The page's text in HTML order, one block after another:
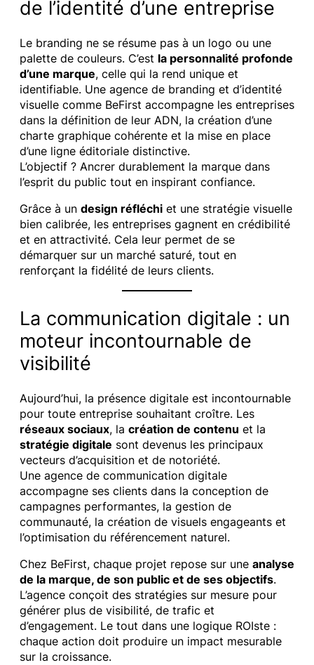
de l’identité d’une entreprise
Le branding ne se résume pas à un logo ou une
palette de couleurs. C’est la personnalité profonde
d’une marque, celle qui la rend unique et
identifiable. Une agence de branding et d’identité
visuelle comme BeFirst accompagne les entreprises
dans la définition de leur ADN, la création d’une
charte graphique cohérente et la mise en place
d’une ligne éditoriale distinctive.
L’objectif ? Ancrer durablement la marque dans
l’esprit du public tout en inspirant confiance.
Grâce à un design réfléchi et une stratégie visuelle
bien calibrée, les entreprises gagnent en crédibilité
et en attractivité. Cela leur permet de se
démarquer sur un marché saturé, tout en
renforçant la fidélité de leurs clients.
La communication digitale : un
moteur incontournable de
visibilité
Aujourd’hui, la présence digitale est incontournable
pour toute entreprise souhaitant croître. Les
réseaux sociaux, la création de contenu et la
stratégie digitale sont devenus les principaux
vecteurs d’acquisition et de notoriété.
Une agence de communication digitale
accompagne ses clients dans la conception de
campagnes performantes, la gestion de
communauté, la création de visuels engageants et
l’optimisation du référencement naturel.
Chez BeFirst, chaque projet repose sur une analyse
de la marque, de son public et de ses objectifs.
L’agence conçoit des stratégies sur mesure pour
générer plus de visibilité, de trafic et
d’engagement. Le tout dans une logique ROIste :
chaque action doit produire un impact mesurable
sur la croissance.